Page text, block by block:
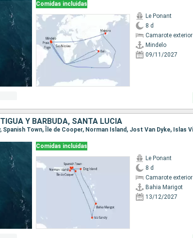
Comidas incluidas
Le Ponant
8 d
Camarote exterior
Mindelo
09/11/2027
Y BARBUDA, SANTA LUCIA
Comidas incluidas
Le Ponant
8 d
Camarote exterior
Bahia Marigot
13/12/2027